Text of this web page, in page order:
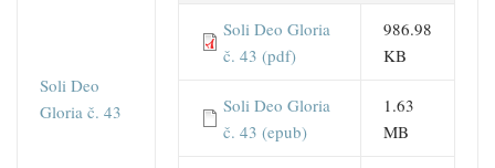
Soli Deo
Gloria č. 43
Soli Deo Gloria
č. 43 (pdf)
986.98
KB
Soli Deo Gloria
č. 43 (epub)
1.63
MB